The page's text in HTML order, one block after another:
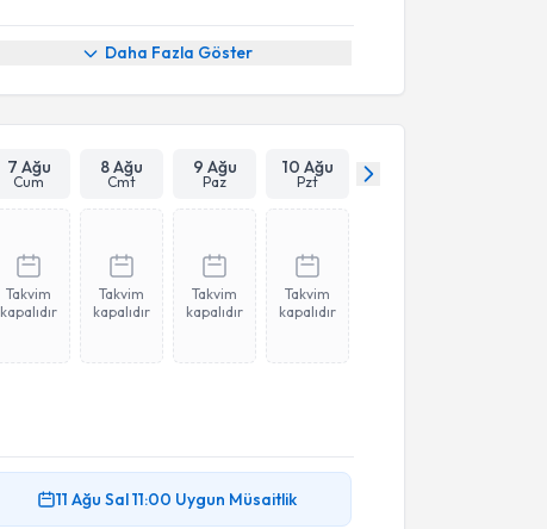
Daha Fazla Göster
7 Ağu
Cum
8 Ağu
Cmt
9 Ağu
Paz
10 Ağu
Pzt
Takvim
kapalıdır
Takvim
kapalıdır
Takvim
kapalıdır
Takvim
kapalıdır
11 Ağu Sal11:00 Uygun Müsaitlik